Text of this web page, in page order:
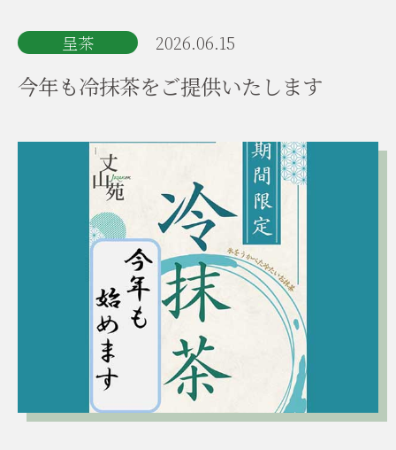
呈茶 2026.06.15
今年も冷抹茶をご提供いたします